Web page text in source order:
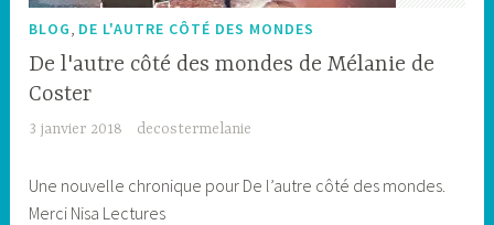
BLOG, DE L'AUTRE CÔTÉ DES MONDES
De l'autre côté des mondes de Mélanie de
Coster
3 janvier 2018 decostermelanie
Une nouvelle chronique pour De l’autre côté des mondes.
Merci Nisa Lectures